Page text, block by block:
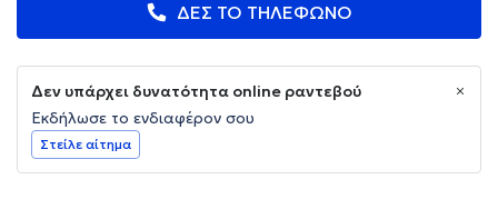
ΔΕΣ ΤΟ ΤΗΛΕΦΩΝΟ
Δεν υπάρχει δυνατότητα online ραντεβού
Εκδήλωσε το ενδιαφέρον σου
Στείλε αίτημα